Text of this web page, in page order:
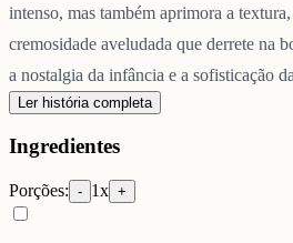
intenso, mas também aprimora a
cremosidade aveludada que derrete na
a nostalgia da infância e a sofisticação
Ler história completa
Ingredientes
Porções: - 1x +